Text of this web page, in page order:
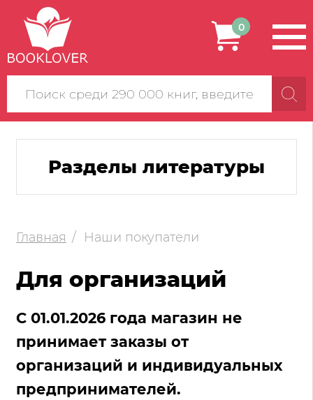
Поиск
по
сайту
0
Разделы литературы
Главная Наши покупатели
Для организаций
С 01.01.2026 года магазин не
принимает заказы от
организаций и индивидуальных
предпринимателей.